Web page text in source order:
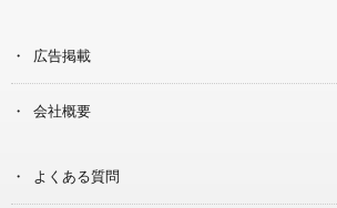
広告掲載
会社概要
よくある質問